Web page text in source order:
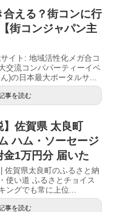
える？街コンに行
街コンジャパン主
イト: 地域活性化メガ合コ
交流コンパパーティーイベ
)の日本最大ポータルサ...
事を読む
】佐賀県 太良町
ハム・ソーセージ
1万円分 届いた
佐賀県太良町のふるさと納
使い道 ふるさとチョイス
ングでも常に上位...
事を読む